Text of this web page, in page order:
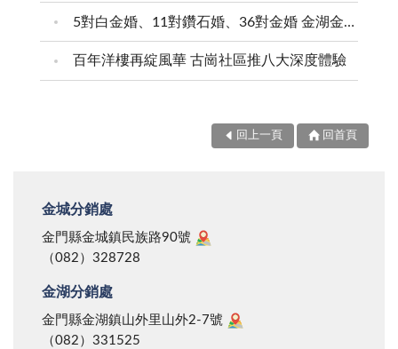
5對白金婚、11對鑽石婚、36對金婚 金湖金沙夫妻共享榮耀時刻 陳福海表揚金鑽婚夫妻 向半世紀相守家庭典範致敬
百年洋樓再綻風華 古崗社區推八大深度體驗
回上一頁 回首頁
金城分銷處
金門縣金城鎮民族路90號
（082）328728
金湖分銷處
金門縣金湖鎮山外里山外2-7號
（082）331525